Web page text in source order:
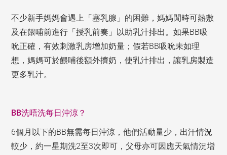
不少新手媽媽會遇上「塞乳腺」的困難，媽媽閒時可熱敷
及在餵哺前進行「授乳前奏」以助乳汁排出。如果BB吸
吮正確，有效刺激乳房增加奶量；假若BB吸吮未如理
想，媽媽可於餵哺後額外擠奶，使乳汁排出，讓乳房製造
更多乳汁。
BB洗唔洗每日沖涼？
6個月以下的BB無需每日沖涼，他們活動量少，出汗情況
較少，約一星期洗2至3次即可，父母亦可因應天氣情況增